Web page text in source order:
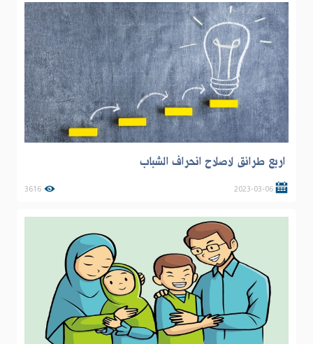
اربع طرائق لاصلاح انحراف الشباب
2023-03-06
3616